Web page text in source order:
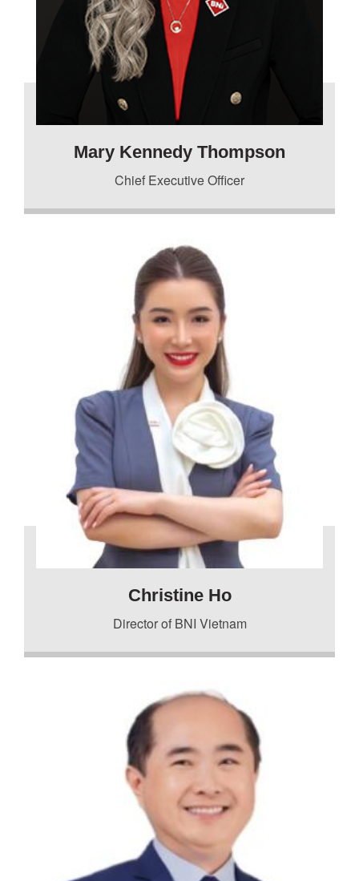
Mary Kennedy Thompson
Chief Executive Officer
Christine Ho
Director of BNI Vietnam